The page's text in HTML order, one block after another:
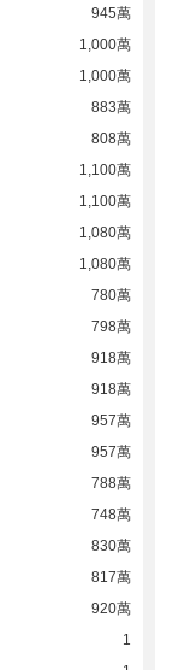
945萬
1,000萬
1,000萬
883萬
808萬
1,100萬
1,100萬
1,080萬
1,080萬
780萬
798萬
918萬
918萬
957萬
957萬
788萬
748萬
830萬
817萬
920萬
1